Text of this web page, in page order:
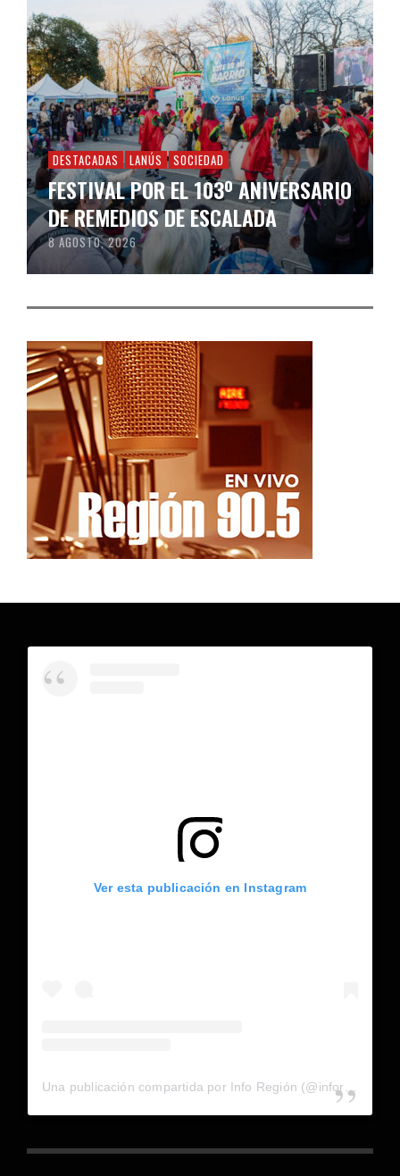
DESTACADAS LANÚS SOCIEDAD
FESTIVAL POR EL 103º ANIVERSARIO
DE REMEDIOS DE ESCALADA
8 AGOSTO, 2026
Ver esta publicación en Instagram